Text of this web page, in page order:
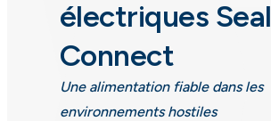
électriques
Connect
Une alimentation fiable dans les
environnements hostiles